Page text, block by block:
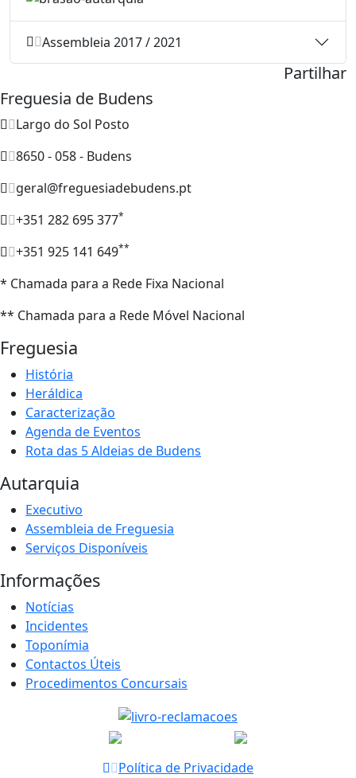
Assembleia 2017 / 2021
Partilhar
Freguesia de Budens
Largo do Sol Posto
8650 - 058 - Budens
geral@freguesiadebudens.pt
+351 282 695 377*
+351 925 141 649**
* Chamada para a Rede Fixa Nacional
** Chamada para a Rede Móvel Nacional
Freguesia
História
Heráldica
Caracterização
Agenda de Eventos
Rota das 5 Aldeias de Budens
Autarquia
Executivo
Assembleia de Freguesia
Serviços Disponíveis
Informações
Notícias
Incidentes
Toponímia
Contactos Úteis
Procedimentos Concursais
Política de Privacidade